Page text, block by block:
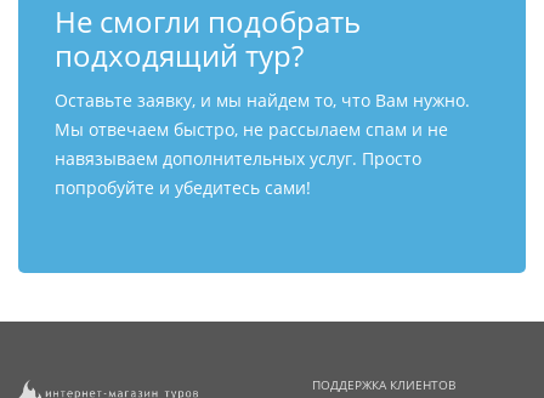
Не смогли подобрать
подходящий тур?
Оставьте заявку, и мы найдем то, что Вам нужно.
Мы отвечаем быстро, не рассылаем спам и не
навязываем дополнительных услуг. Просто
попробуйте и убедитесь сами!
ПОДДЕРЖКА КЛИЕНТОВ